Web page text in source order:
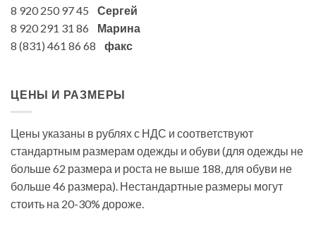
8 920 250 97 45 Сергей
8 920 291 31 86 Марина
8 (831) 461 86 68 факс
ЦЕНЫ И РАЗМЕРЫ
Цены указаны в рублях с НДС и соответствуют
стандартным размерам одежды и обуви (для одежды не
больше 62 размера и роста не выше 188, для обуви не
больше 46 размера). Нестандартные размеры могут
стоить на 20-30% дороже.